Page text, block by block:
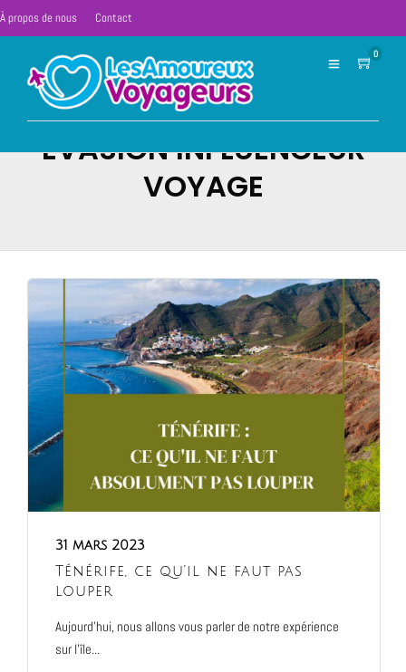
À propos de nous Contact
0
ÉVASION INFLUENCEUR
VOYAGE
31 mars 2023
Ténérife, ce qu’il ne faut pas
louper
Aujourd’hui, nous allons vous parler de notre expérience
sur l’île...